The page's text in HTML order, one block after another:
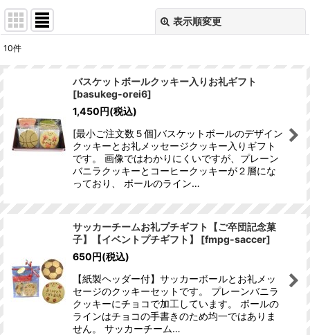
表示順変更
絞り込む
10件
バスケットボールクッキー入りお礼ギフト
[basukeg-orei6]
1,450円(税込)
[最小ご注文数５個]バスケットボールのデザイン
クッキーとお礼メッセージクッキー入りギフト
です。 画像ではわかりにくいですが、プレーン
バニラクッキーとコーヒークッキーが２層にな
っており、 ボールのライン…
サッカーチームお礼プチギフト【ご卒団記念菓
子】【イベントプチギフト】
[fmpg-saccer]
650円(税込)
【紙製ヘッダー付】サッカーボールとお礼メッ
セージのクッキーセットです。 プレーンバニラ
クッキーにチョコで加工しています。 ボールの
ラインはチョコの手書きのため均一ではありま
せん。 サッカーチーム…